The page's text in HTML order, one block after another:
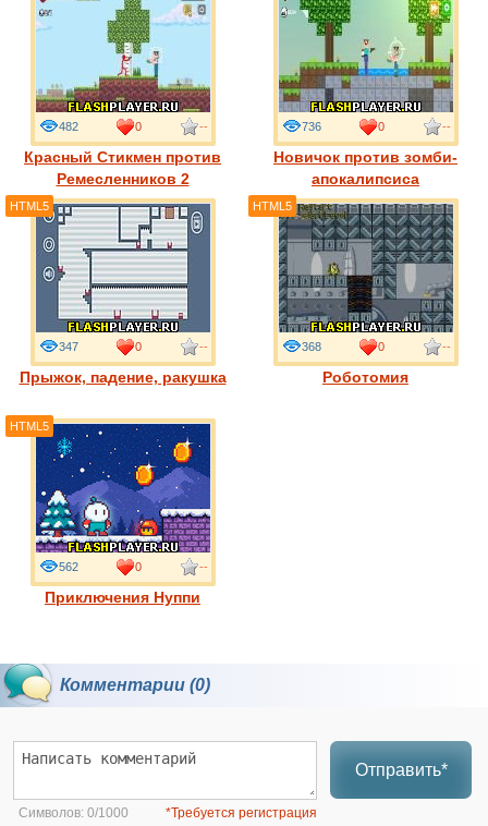
Красный Стикмен против
Ремесленников 2
482 0 --
Новичок против зомби-
апокалипсиса
736 0 --
Прыжок, падение, ракушка
347 0 --
HTML5
Роботомия
368 0 --
HTML5
Приключения Нуппи
562 0 --
HTML5
Комментарии (0)
Отправить*
Символов: 0/1000 *Требуется регистрация